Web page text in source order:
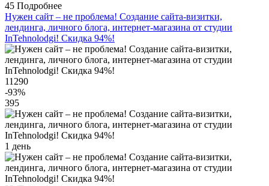
45 Подробнее
Нужен сайт – не проблема! Создание сайта-визитки,
лендинга, личного блога, интернет-магазина от студии
InTehnolodgi! Скидка 94%!
11290
-93%
395
1 день